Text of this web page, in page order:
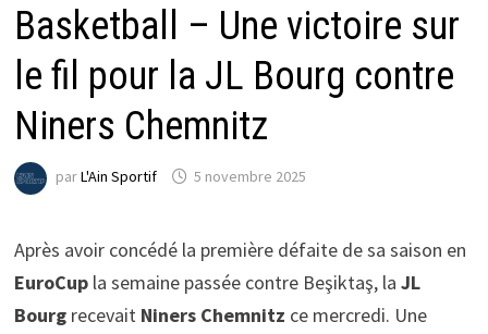
Basketball – Une victoire sur
le fil pour la JL Bourg contre
Niners Chemnitz
parL'Ain Sportif 5 novembre 2025
Après avoir concédé la première défaite de sa saison en
EuroCup la semaine passée contre Beşiktaş, laJL
Bourg recevait Niners Chemnitz ce mercredi. Une